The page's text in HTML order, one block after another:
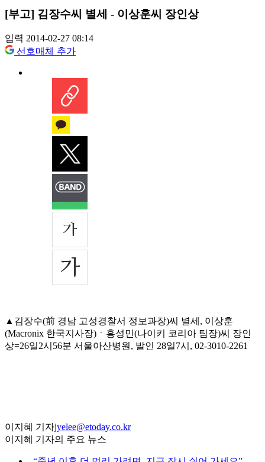
[부고] 김장수씨 별세 - 이상훈씨 장인상
입력 2014-02-27 08:14
선호매체 추가
▲김장수(前 경남 고성경찰서 정보과장)씨 별세, 이상훈
(Macronix 한국지사장)ㆍ홍성민(나이키 코리아 팀장)씨 장인
상=26일2시56분 서울아산병원, 발인 28일7시, 02-3010-2261
이지혜 기자jyelee@etoday.co.kr
이지혜 기자의 주요 뉴스